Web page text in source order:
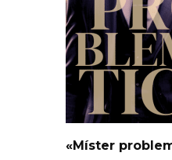
«Míster